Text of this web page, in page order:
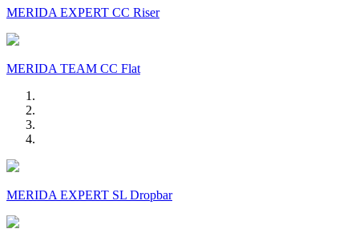
MERIDA EXPERT CC Riser
MERIDA TEAM CC Flat
MERIDA EXPERT SL Dropbar